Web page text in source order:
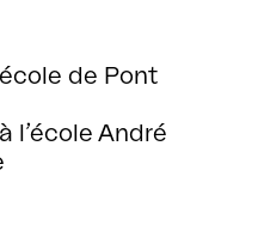
de Pont
l’école André